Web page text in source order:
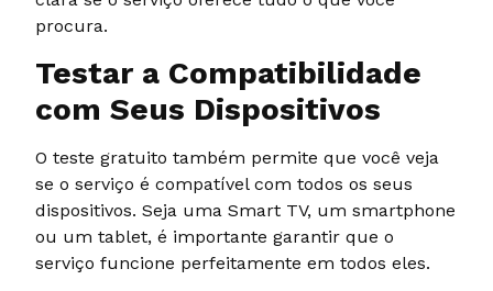
procura.
Testar a Compatibilidade
com Seus Dispositivos
O teste gratuito também permite que você veja
se o serviço é compatível com todos os seus
dispositivos. Seja uma Smart TV, um smartphone
ou um tablet, é importante garantir que o
serviço funcione perfeitamente em todos eles.